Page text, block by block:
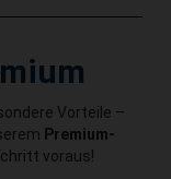
Vorteile –
Premium-
voraus!